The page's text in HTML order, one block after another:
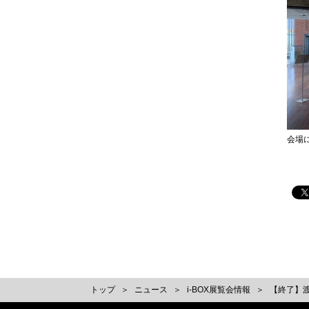
会場
トップ ニュース i-BOX展覧会情報 【終了】